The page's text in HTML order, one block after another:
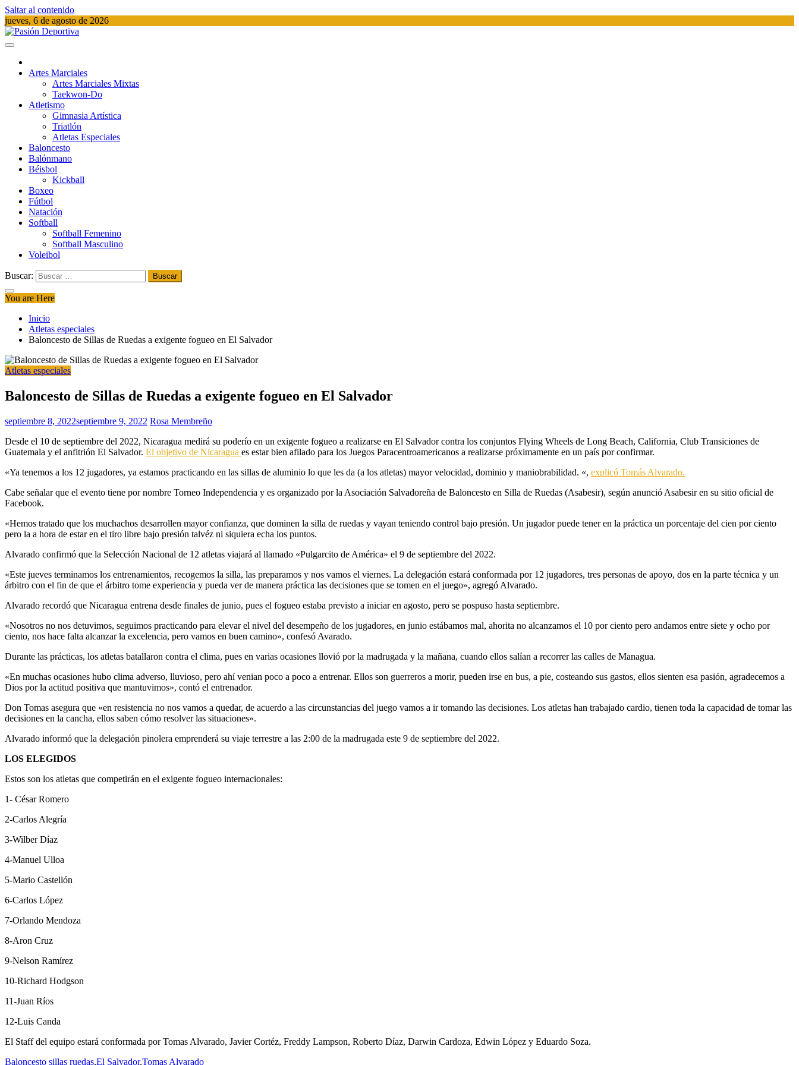
Saltar al contenido
jueves, 6 de agosto de 2026
Artes Marciales
Artes Marciales Mixtas
Taekwon-Do
Atletismo
Gimnasia Artística
Triatlón​
Atletas Especiales
Baloncesto
Balónmano
Béisbol
Kickball​
Boxeo
Fútbol
Natación​
Softball​
Softball​ Femenino
Softball​ Masculino
Voleibol​
Buscar:
You are Here
Inicio
Atletas especiales
Baloncesto de Sillas de Ruedas a exigente fogueo en El Salvador
Atletas especiales
Baloncesto de Sillas de Ruedas a exigente fogueo en El Salvador
septiembre 8, 2022septiembre 9, 2022 Rosa Membreño
Desde el 10 de septiembre del 2022, Nicaragua medirá su poderío en un exigente fogueo a realizarse en El Salvador contra los conjuntos Flying Wheels de Long Beach, California, Club Transiciones de
Guatemala y el anfitrión El Salvador. El objetivo de Nicaragua es estar bien afilado para los Juegos Paracentroamericanos a realizarse próximamente en un país por confirmar.
«Ya tenemos a los 12 jugadores, ya estamos practicando en las sillas de aluminio lo que les da (a los atletas) mayor velocidad, dominio y maniobrabilidad. «, explicó Tomás Alvarado.
Cabe señalar que el evento tiene por nombre Torneo Independencia y es organizado por la Asociación Salvadoreña de Baloncesto en Silla de Ruedas (Asabesir), según anunció Asabesir en su sitio oficial de
Facebook.
«Hemos tratado que los muchachos desarrollen mayor confianza, que dominen la silla de ruedas y vayan teniendo control bajo presión. Un jugador puede tener en la práctica un porcentaje del cien por ciento
pero la a hora de estar en el tiro libre bajo presión talvéz ni siquiera echa los puntos.
Alvarado confirmó que la Selección Nacional de 12 atletas viajará al llamado «Pulgarcito de América» el 9 de septiembre del 2022.
«Este jueves terminamos los entrenamientos, recogemos la silla, las preparamos y nos vamos el viernes. La delegación estará conformada por 12 jugadores, tres personas de apoyo, dos en la parte técnica y un
árbitro con el fin de que el árbitro tome experiencia y pueda ver de manera práctica las decisiones que se tomen en el juego», agregó Alvarado.
Alvarado recordó que Nicaragua entrena desde finales de junio, pues el fogueo estaba previsto a iniciar en agosto, pero se pospuso hasta septiembre.
«Nosotros no nos detuvimos, seguimos practicando para elevar el nivel del desempeño de los jugadores, en junio estábamos mal, ahorita no alcanzamos el 10 por ciento pero andamos entre siete y ocho por
ciento, nos hace falta alcanzar la excelencia, pero vamos en buen camino», confesó Avarado.
Durante las prácticas, los atletas batallaron contra el clima, pues en varias ocasiones llovió por la madrugada y la mañana, cuando ellos salían a recorrer las calles de Managua.
«En muchas ocasiones hubo clima adverso, lluvioso, pero ahí venian poco a poco a entrenar. Ellos son guerreros a morir, pueden irse en bus, a pie, costeando sus gastos, ellos sienten esa pasión, agradecemos a
Dios por la actitud positiva que mantuvimos», contó el entrenador.
Don Tomas asegura que «en resistencia no nos vamos a quedar, de acuerdo a las circunstancias del juego vamos a ir tomando las decisiones. Los atletas han trabajado cardio, tienen toda la capacidad de tomar las
decisiones en la cancha, ellos saben cómo resolver las situaciones».
Alvarado informó que la delegación pinolera emprenderá su viaje terrestre a las 2:00 de la madrugada este 9 de septiembre del 2022.
LOS ELEGIDOS
Estos son los atletas que competirán en el exigente fogueo internacionales:
1- César Romero
2-Carlos Alegría
3-Wilber Díaz
4-Manuel Ulloa
5-Mario Castellón
6-Carlos López
7-Orlando Mendoza
8-Aron Cruz
9-Nelson Ramírez
10-Richard Hodgson
11-Juan Ríos
12-Luis Canda
El Staff del equipo estará conformada por Tomas Alvarado, Javier Cortéz, Freddy Lampson, Roberto Díaz, Darwin Cardoza, Edwin López y Eduardo Soza.
Baloncesto sillas ruedas,El Salvador,Tomas Alvarado